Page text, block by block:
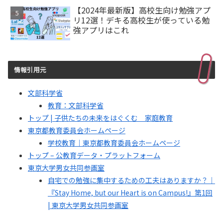
【2024年最新版】高校生向け勉強アプ
リ12選！デキる高校生が使っている勉
強アプリはこれ
情報引用元
文部科学省
教育：文部科学省
トップ | 子供たちの未来をはぐくむ 家庭教育
東京都教育委員会ホームページ
学校教育｜東京都教育委員会ホームページ
トップ – 公教育データ・プラットフォーム
東京大学男女共同参画室
自宅での勉強に集中するための工夫はありますか？｜
『Stay Home, but our Heart is on Campus!』第1回
| 東京大学男女共同参画室